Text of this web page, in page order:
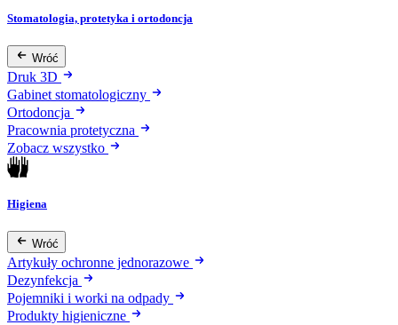
Stomatologia, protetyka i ortodoncja
Wróć
Druk 3D
Gabinet stomatologiczny
Ortodoncja
Pracownia protetyczna
Zobacz wszystko
Higiena
Wróć
Artykuły ochronne jednorazowe
Dezynfekcja
Pojemniki i worki na odpady
Produkty higieniczne